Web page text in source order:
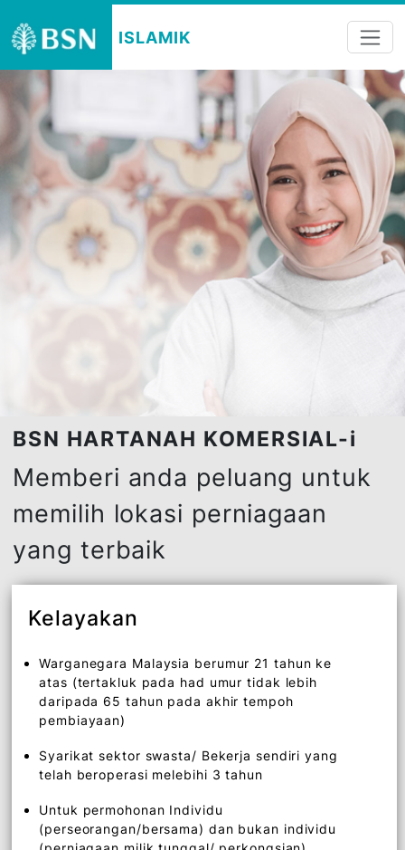
ISLAMIK
BSN HARTANAH KOMERSIAL-i
Memberi anda peluang
memilih lokasi perniagaan
yang terbaik
Kelayakan
atas (tertakluk pada had umur tidak lebih
daripada 65 tahun pada akhir tempoh
Syarikat sektor swasta/ Bekerja sendiri yang